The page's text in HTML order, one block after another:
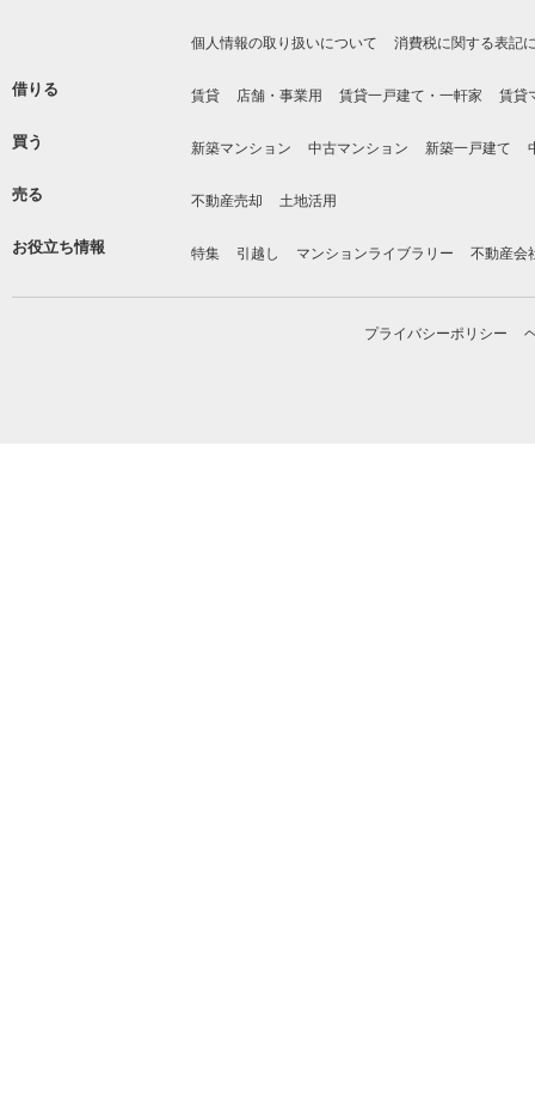
個人情報の取り扱いについて 消費税に関する表記
借りる 賃貸 店舗・事業用 賃貸一戸建て・一軒家 賃貸
買う 新築マンション 中古マンション 新築一戸建て
売る 不動産売却 土地活用
お役立ち情報 特集 引越し マンションライブラリー 不動産会
プライバシーポリシー